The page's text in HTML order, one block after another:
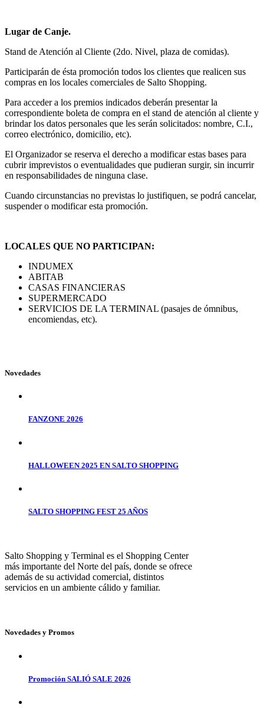
Lugar de Canje.
Stand de Atención al Cliente (2do. Nivel, plaza de comidas).
Participarán de ésta promoción todos los clientes que realicen sus
compras en los locales comerciales de Salto Shopping.
Para acceder a los premios indicados deberán presentar la
correspondiente boleta de compra en el stand de atención al cliente y
brindar los datos personales que les serán solicitados: nombre, C.I.,
correo electrónico, domicilio, etc).
El Organizador se reserva el derecho a modificar estas bases para
cubrir imprevistos o eventualidades que pudieran surgir, sin incurrir
en responsabilidades de ninguna clase.
Cuando circunstancias no previstas lo justifiquen, se podrá cancelar,
suspender o modificar esta promoción.
LOCALES QUE NO PARTICIPAN:
INDUMEX
ABITAB
CASAS FINANCIERAS
SUPERMERCADO
SERVICIOS DE LA TERMINAL (pasajes de ómnibus,
encomiendas, etc).
Novedades
FANZONE 2026
HALLOWEEN 2025 EN SALTO SHOPPING
SALTO SHOPPING FEST 25 AÑOS
Salto Shopping y Terminal es el Shopping Center
más importante del Norte del país, donde se ofrece
además de su actividad comercial, distintos
servicios en un ambiente cálido y familiar.
Novedades y Promos
Promoción SALIÓ SALE 2026